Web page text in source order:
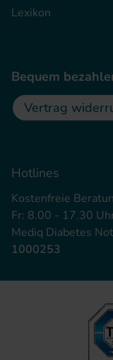
Lexikon
Bequem
Vertrag
Hotlines
Kostenfreie
Fr: 8.00 - 17.30
Mediq Diabetes
1000253